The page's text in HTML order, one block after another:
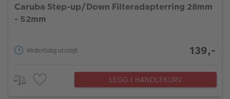
Caruba Step-up/Down Filteradapterring 28mm
- 52mm
Midlertidig utsolgt 139,-
LEGG I HANDLEKURV